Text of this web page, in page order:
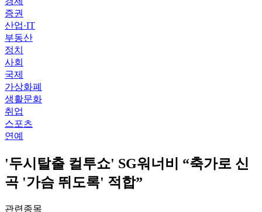
증권
산업·IT
부동산
정치
사회
국제
가상화폐
생활문화
취업
스포츠
연예
'두시탈출 컬투쇼' SG워너비 “축가로 신
곡 '가슴 뛰도록' 적합”
관련종목